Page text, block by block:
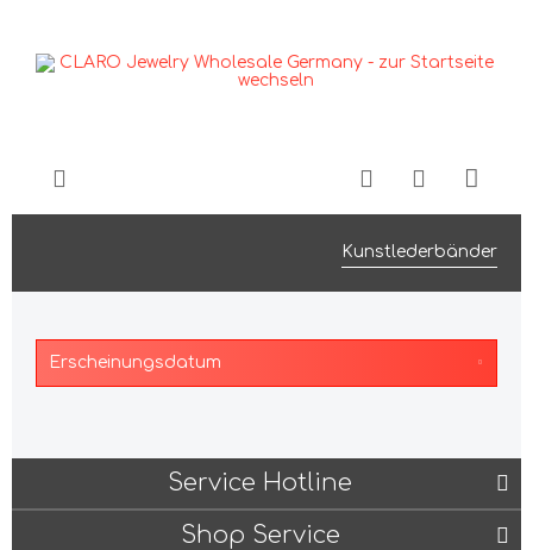
Kunstlederbänder
Service Hotline
Shop Service